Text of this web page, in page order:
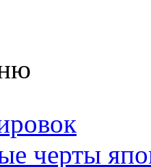
черты